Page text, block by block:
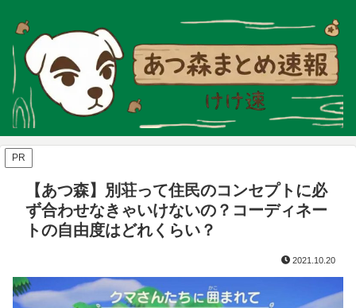
PR
【あつ森】別荘って住民のコンセプトに必
ず合わせなきゃいけないの？コーディネー
トの自由度はどれくらい？
2021.10.20